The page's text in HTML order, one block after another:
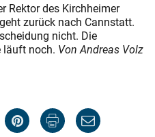
Rektor des Kirchheimer
zurück nach Cannstatt.
nicht. Die
läuft noch. Von Andreas Volz